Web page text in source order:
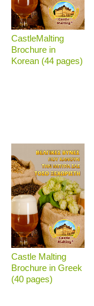
CastleMalting
Brochure in
Korean (44 pages)
Castle Malting
Brochure in Greek
(40 pages)